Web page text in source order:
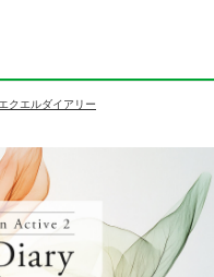
クエルダイアリー